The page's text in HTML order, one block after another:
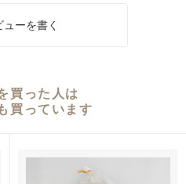
ューを書く
買った人は
買っています